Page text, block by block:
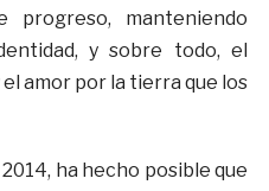
progreso, manteniendo
y sobre todo, el
amor por la tierra que los
ha hecho posible que